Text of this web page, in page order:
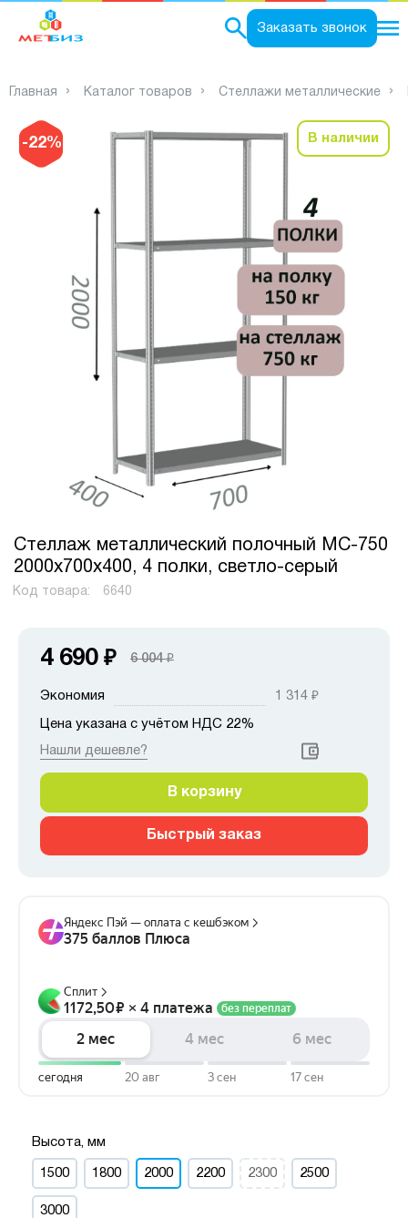
Заказать звонок
Главная Каталог товаров Стеллажи металлические
-22% В наличии
Стеллаж металлический полочный МС-750
2000х700х400, 4 полки, светло-серый
Код товара: 6640
4 690 ₽ 6 004₽
Экономия 1 314 ₽
Цена указана с учётом НДС 22%
Нашли дешевле?
В корзину
Быстрый заказ
Высота, мм
1500 1800 2000 2200 2300 2500
3000